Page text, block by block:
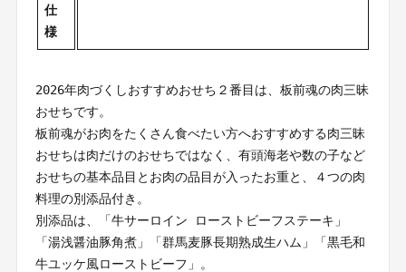
仕
様
2026年肉づくしおすすめおせち２番目は、板前魂の肉三昧
おせちです。
板前魂がお肉をたくさん食べたい方へおすすめする肉三昧
おせちは肉だけのおせちではなく、有頭海老や数の子など
おせちの基本品目とお肉の品目が入ったお重と、４つの肉
料理の別添品付き。
別添品は、「牛サーロイン ローストビーフステーキ」
「湯浅醤油豚角煮」「群馬麦豚長期熟成生ハム」「黒毛和
牛ユッケ風ローストビーフ」。